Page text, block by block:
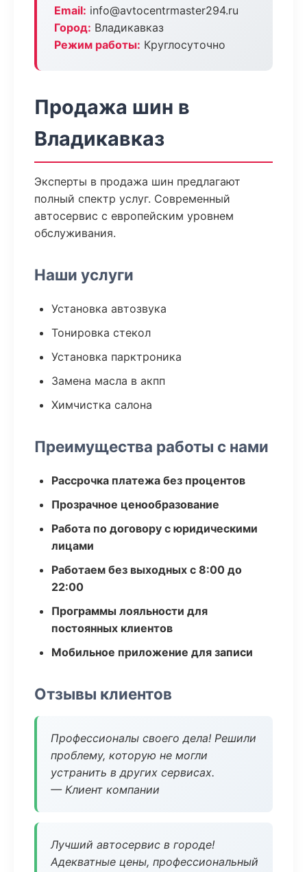
Email: info@avtocentrmaster294.ru
Город: Владикавказ
Режим работы: Круглосуточно
Продажа шин в
Владикавказ
Эксперты в продажа шин предлагают
полный спектр услуг. Современный
автосервис с европейским уровнем
обслуживания.
Наши услуги
Установка автозвука
Тонировка стекол
Установка парктроника
Замена масла в акпп
Химчистка салона
Преимущества работы с нами
Рассрочка платежа без процентов
Прозрачное ценообразование
Работа по договору с юридическими
лицами
Работаем без выходных с 8:00 до
22:00
Программы лояльности для
постоянных клиентов
Мобильное приложение для записи
Отзывы клиентов
Профессионалы своего дела! Решили
проблему, которую не могли
устранить в других сервисах.
— Клиент компании
Лучший автосервис в городе!
Адекватные цены, профессиональный